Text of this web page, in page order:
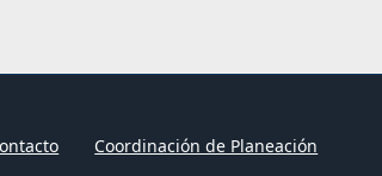
Coordinación de Planeación